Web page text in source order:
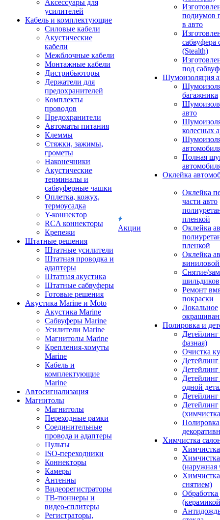
Аксессуары для
усилителей
Кабель и комплектующие
Силовые кабели
Акустические
кабели
Межблочные кабели
Монтажные кабели
Дистрибьюторы
Держатели для
предохранителей
Комплекты
проводов
Предохранители
Автоматы питания
Клеммы
Стяжки, зажимы,
грометы
Наконечники
Акустические
терминалы и
сабвуферные чашки
Оплетка, кожух,
термоусадка
Y-коннектор
RCA коннекторы
Крепежи
Штатные решения
Штатные усилители
Штатная проводка и
адаптеры
Штатная акустика
Штатные сабвуферы
Готовые решения
Акустика Marine и Moto
Акустика Marine
Сабвуферы Marine
Усилители Marine
Магнитолы Marine
Крепления-хомуты
Marine
Кабель и
комплектующие
Marine
Автосигнализация
Магнитолы
Магнитолы
Переходные рамки
Соединительные
провода и адаптеры
Пульты
ISO-переходники
Коннекторы
Камеры
Антенны
Видеорегистраторы
ТВ-тюннеры и
видео-сплитеры
Регистраторы,
Акции
подиумов
в авто
сабвуфера
(Stealth)
под
Шумоизоляция
багажника
авто
колесных
Полная
Оклейка
Оклейка
части авто
пленкой
Оклейка
пленкой
Оклейка
Снятие/
шильдиков
Ремонт
покраски
Локальное
Полировка и
фазная)
Очистка
Детейлинг
одной
Детейлинг
Полировка
Химчистка
(наружная
снятием)
Обработка